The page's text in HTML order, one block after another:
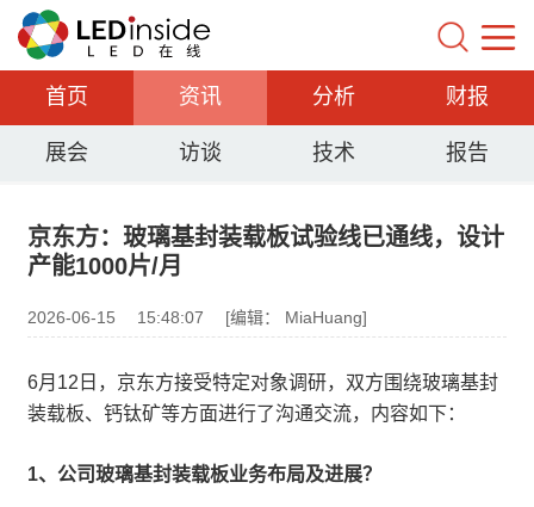
首页 资讯 分析 财报
展会 访谈 技术 报告
京东方：玻璃基封装载板试验线已通线，设计
产能1000片/月
2026-06-15 15:48:07 [编辑： MiaHuang]
6月12日，京东方接受特定对象调研，双方围绕玻璃基封
装载板、钙钛矿等方面进行了沟通交流，内容如下：
1、公司玻璃基封装载板业务布局及进展？